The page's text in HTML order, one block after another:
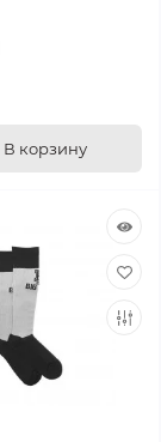
В корзину